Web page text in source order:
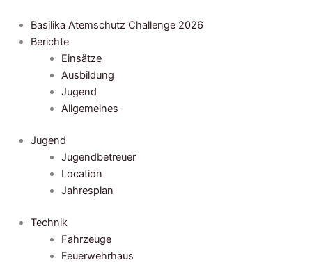
Inhalt
springen
Basilika Atemschutz Challenge 2026
Berichte
Einsätze
Ausbildung
Jugend
Allgemeines
Jugend
Jugendbetreuer
Location
Jahresplan
Technik
Fahrzeuge
Feuerwehrhaus